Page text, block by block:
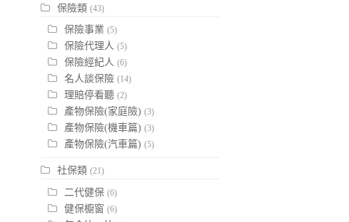
保險類 (43)
保險事業 (5)
保險代理人 (5)
保險經紀人 (6)
名人談保險 (14)
理賠停看聽 (2)
產物保險(家庭險) (3)
產物保險(機車篇) (3)
產物保險(汽車篇) (5)
社保類 (21)
二代健保 (6)
健保櫥窗 (6)